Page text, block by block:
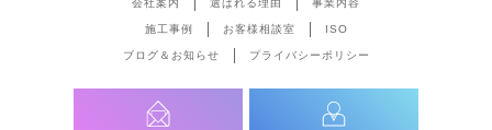
会社案内 選ばれる理由 事業内容
施工事例 お客様相談室 ISO
ブログ＆お知らせ プライバシーポリシー